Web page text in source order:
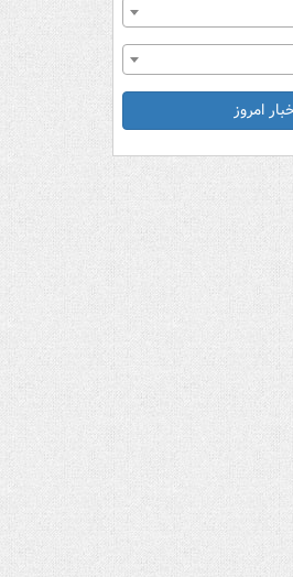
امروز